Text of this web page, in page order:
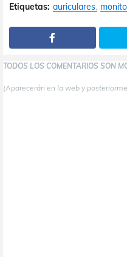
Etiquetas: auriculares
TODOS LOS COMENTARIOS SON
(Aparecerán en la web y